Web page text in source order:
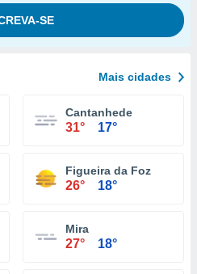
Mais cidades
Cantanhede
31° 17°
Figueira da Foz
26° 18°
Mira
27° 18°